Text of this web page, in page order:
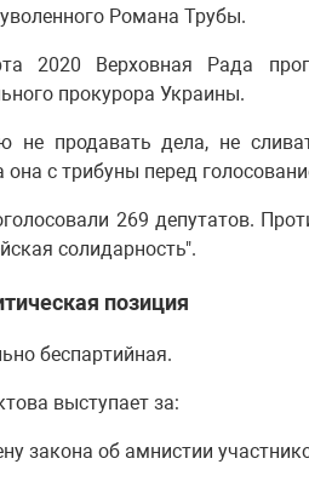
Романа Трубы.
2020 Верховная Рада
прокурора Украины.
не продавать дела, не
она с трибуны перед
269 депутатов.
солидарность".
позиция
беспартийная.
выступает за:
закона об амнистии